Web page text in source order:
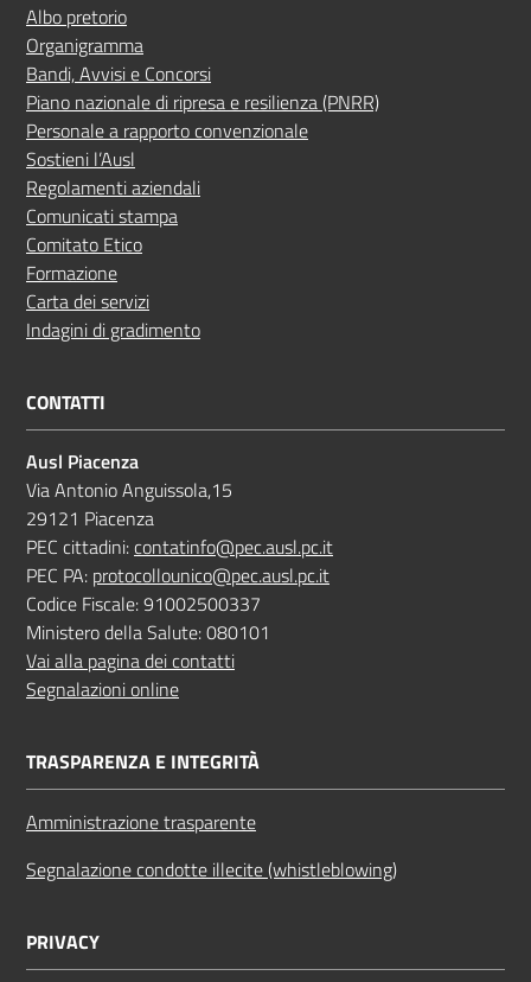
Albo pretorio
Organigramma
Bandi, Avvisi e Concorsi
Piano nazionale di ripresa e resilienza (PNRR)
Personale a rapporto convenzionale
Sostieni l’Ausl
Regolamenti aziendali
Comunicati stampa
Comitato Etico
Formazione
Carta dei servizi
Indagini di gradimento
CONTATTI
Ausl Piacenza
Via Antonio Anguissola,15
29121 Piacenza
PEC cittadini:contatinfo@pec.ausl.pc.it
PEC PA: protocollounico@pec.ausl.pc.it
Codice Fiscale: 91002500337
Ministero della Salute: 080101
Vai alla pagina dei contatti
Segnalazioni online
TRASPARENZA E INTEGRITÀ
Amministrazione trasparente
Segnalazione condotte illecite (whistleblowing)
PRIVACY